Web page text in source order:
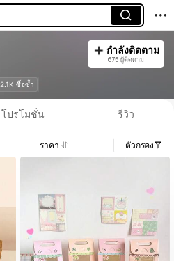
กำลังติดตาม
675 ผู้ติดตาม
2.1K ซื้อซ้ำ
โปรโมชั่น รีวิว
ราคา ตัวกรอง